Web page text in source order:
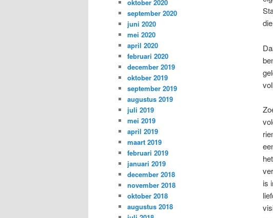
is
oktober 2020
september 2020
juni 2020
mei 2020
april 2020
februari 2020
december 2019
oktober 2019
september 2019
augustus 2019
juli 2019
mei 2019
april 2019
maart 2019
februari 2019
januari 2019
december 2018
november 2018
oktober 2018
augustus 2018